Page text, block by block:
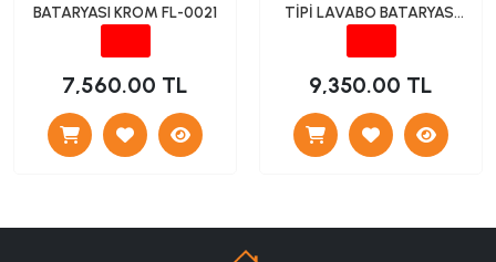
BATARYASI KROM FL-0021
7,560.00 TL
TİPİ LAVABO BATARYASI
9,350.00 TL